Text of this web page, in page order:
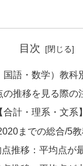
目次
語・数学）教科
推移を見る際の
計・理系・文系】
までの総合/5
推移：平均点が